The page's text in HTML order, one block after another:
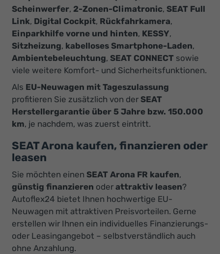
Scheinwerfer, 2-Zonen-Climatronic, SEAT Full
Link, Digital Cockpit, Rückfahrkamera,
Einparkhilfe vorne und hinten, KESSY,
Sitzheizung, kabelloses Smartphone-Laden,
Ambientebeleuchtung, SEAT CONNECT sowie
viele weitere Komfort- und Sicherheitsfunktionen.
Als EU-Neuwagen mit Tageszulassung
profitieren Sie zusätzlich von der SEAT
Herstellergarantie über 5 Jahre bzw. 150.000
km, je nachdem, was zuerst eintritt.
SEAT Arona kaufen, finanzieren oder
leasen
Sie möchten einen SEAT Arona FR kaufen,
günstig finanzieren oder attraktiv leasen?
Autoflex24 bietet Ihnen hochwertige EU-
Neuwagen mit attraktiven Preisvorteilen. Gerne
erstellen wir Ihnen ein individuelles Finanzierungs-
oder Leasingangebot – selbstverständlich auch
ohne Anzahlung.